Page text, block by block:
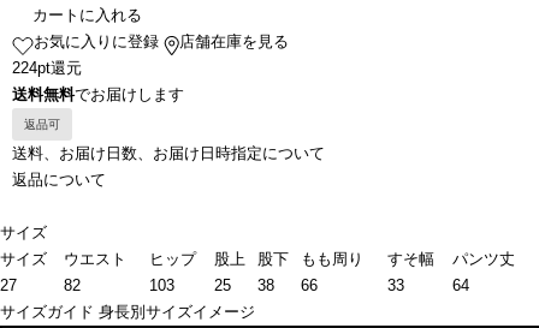
カートに入れる
お気に入りに登録
店舗在庫を見る
224pt還元
送料無料でお届けします
返品可
送料、お届け日数、お届け日時指定について
返品について
サイズ
サイズ
ウエスト ヒップ 股上 股下 もも周り すそ幅
パンツ丈
27
82 103 25 38 66 33
64
サイズガイド 身長別サイズイメージ